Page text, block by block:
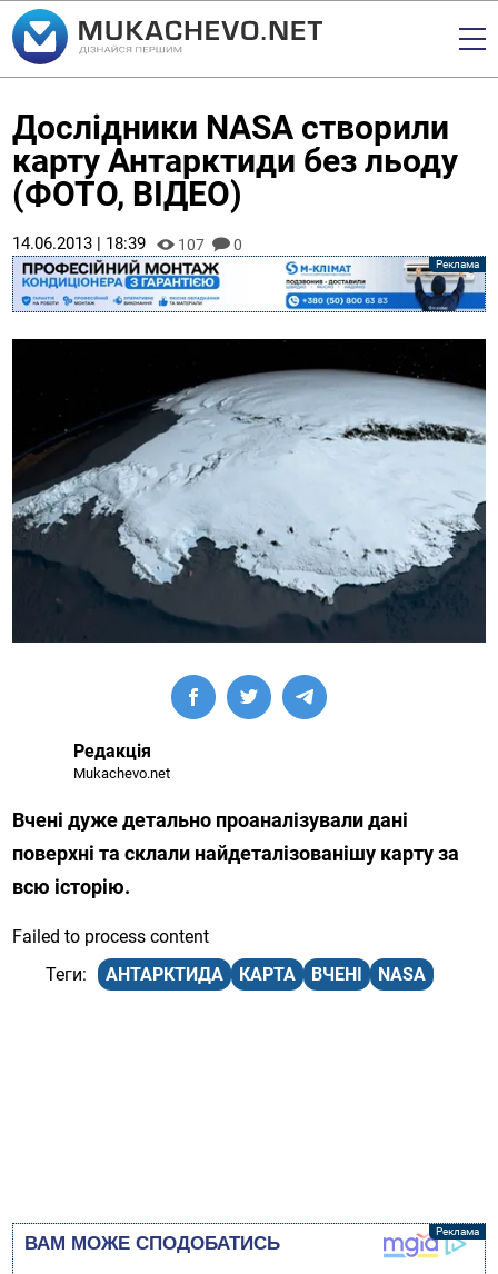
Дослідники NASA створили
карту Антарктиди без льоду
(ФОТО, ВІДЕО)
14.06.2013 | 18:39 107 0
Редакція
Mukachevo.net
Вчені дуже детально проаналізували дані
поверхні та склали найдеталізованішу карту за
всю історію.
Failed to process content
АНТАРКТИДА
КАРТА ВЧЕНІ NASA